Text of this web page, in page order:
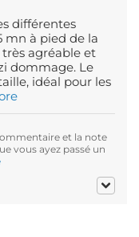
différentes
mn à pied de la
très agréable et
dommage. Le
idéal pour les
et la note
vous ayez passé un